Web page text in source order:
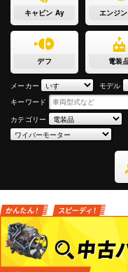
キャビン Ay エンジ
デフ 電装
メーカー
モデル
キーワード
カテゴリー